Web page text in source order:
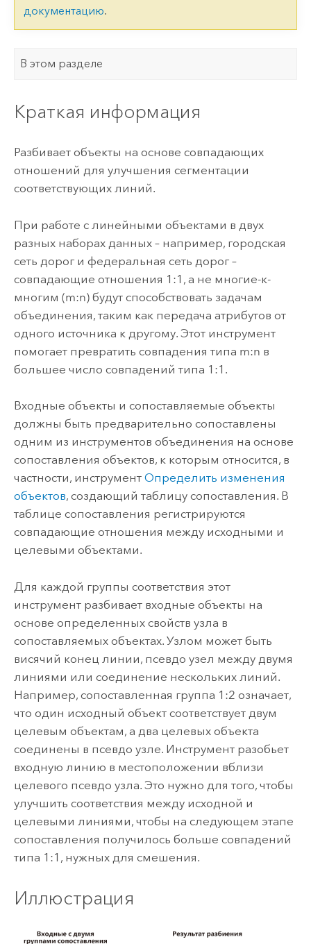
документацию.
В этом разделе
Краткая информация
Разбивает объекты на основе совпадающих
отношений для улучшения сегментации
соответствующих линий.
При работе с линейными объектами в двух
разных наборах данных – например, городская
сеть дорог и федеральная сеть дорог –
совпадающие отношения 1:1, а не многие-к-
многим (m:n) будут способствовать задачам
объединения, таким как передача атрибутов от
одного источника к другому. Этот инструмент
помогает превратить совпадения типа m:n в
большее число совпадений типа 1:1.
Входные объекты и сопоставляемые объекты
должны быть предварительно сопоставлены
одним из инструментов объединения на основе
сопоставления объектов, к которым относится, в
частности, инструмент Определить изменения
объектов, создающий таблицу сопоставления. В
таблице сопоставления регистрируются
совпадающие отношения между исходными и
целевыми объектами.
Для каждой группы соответствия этот
инструмент разбивает входные объекты на
основе определенных свойств узла в
сопоставляемых объектах. Узлом может быть
висячий конец линии, псевдо узел между двумя
линиями или соединение нескольких линий.
Например, сопоставленная группа 1:2 означает,
что один исходный объект соответствует двум
целевым объектам, а два целевых объекта
соединены в псевдо узле. Инструмент разобьет
входную линию в местоположении вблизи
целевого псевдо узла. Это нужно для того, чтобы
улучшить соответствия между исходной и
целевыми линиями, чтобы на следующем этапе
сопоставления получилось больше совпадений
типа 1:1, нужных для смешения.
Иллюстрация